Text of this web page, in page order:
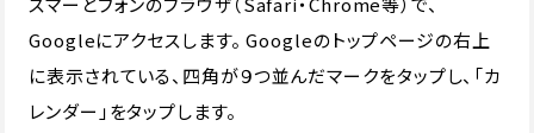
Googleにアクセスします。 Googleのトップページの右上
に表示されている、四角が９つ並んだマークをタップし、「カ
レンダー」をタップします。